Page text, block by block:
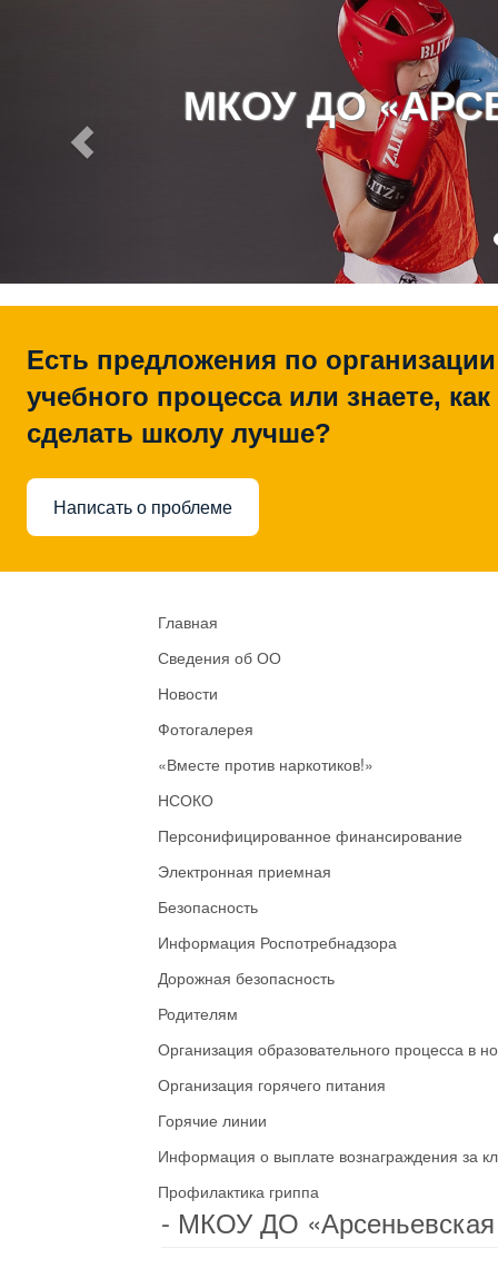
МКОУ ДО
Есть предложения по организации
учебного процесса или знаете, как
сделать школу лучше?
Написать о проблеме
Главная
Сведения об ОО
Новости
Фотогалерея
«Вместе против наркотиков!»
НСОКО
Персонифицированное финансирование
Электронная приемная
Безопасность
Информация Роспотребнадзора
Дорожная безопасность
Родителям
Организация образовательного процесса в
Организация горячего питания
Горячие линии
Информация о выплате вознаграждения за
Профилактика гриппа
- МКОУ ДО